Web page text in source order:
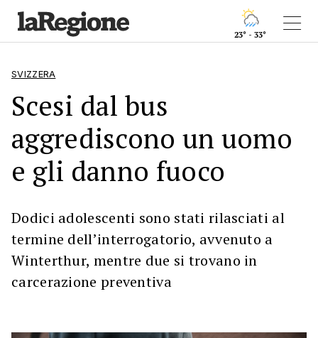
23° - 33°
SVIZZERA
Scesi dal bus
aggrediscono un uomo
e gli danno fuoco
Dodici adolescenti sono stati rilasciati al
termine dell’interrogatorio, avvenuto a
Winterthur, mentre due si trovano in
carcerazione preventiva